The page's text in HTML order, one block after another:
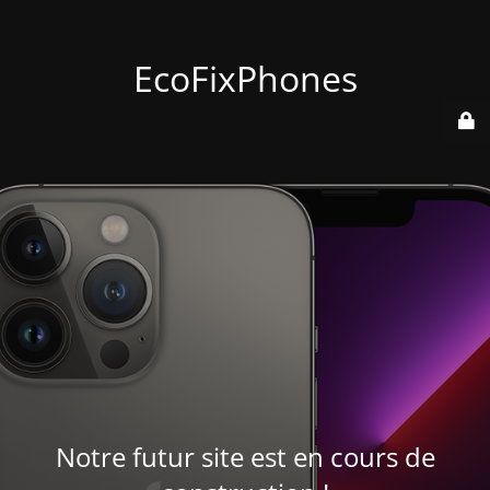
EcoFixPhones
Notre futur site est en cours de